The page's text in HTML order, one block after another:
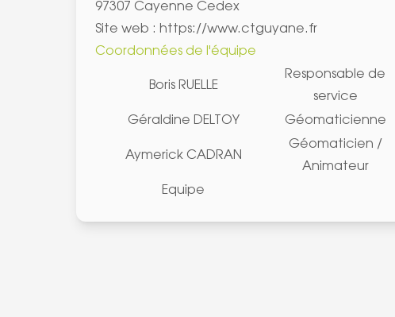
97307 Cayenne Cedex
Site web : https://www.ctguyane.fr
Coordonnées de l'équipe
Boris RUELLE
Responsable de
service
Géraldine DELTOY Géomaticienne
Aymerick CADRAN
Géomaticien /
Animateur
Equipe